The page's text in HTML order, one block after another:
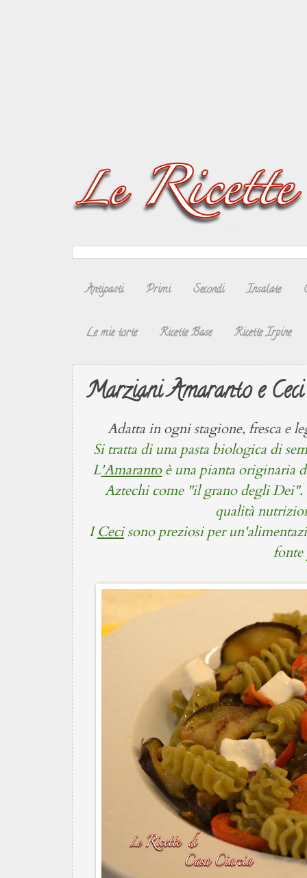
Antipasti Primi Secondi Insalate
Le mie torte Ricette Base Ricette Irpine
Marziani Amaranto e
Adatta in ogni stagione, fresca e
Si tratta di una pasta biologica di
L'Amarantoè una pianta originaria
Aztechi come "il grano degli Dei".
qualità
ICecisono preziosi per
fonte